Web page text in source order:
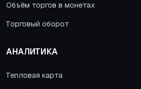
Объём торгов в монетах
Торговый оборот
АНАЛИТИКА
Тепловая карта